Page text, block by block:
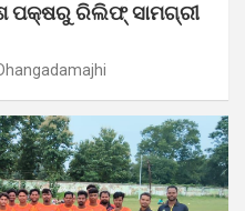
ପକ୍ଷରୁ ରିଲିଫ୍ ସାମଗ୍ରୀ